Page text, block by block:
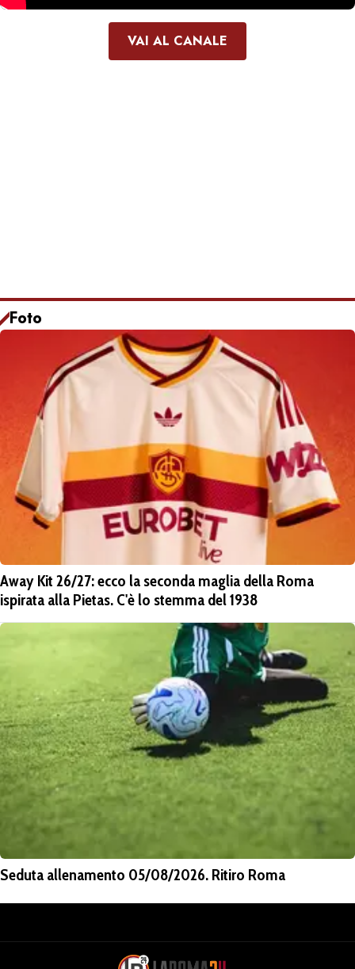
VAI AL CANALE
Foto
Away Kit 26/27: ecco la seconda maglia della Roma
ispirata alla Pietas. C'è lo stemma del 1938
Seduta allenamento 05/08/2026. Ritiro Roma